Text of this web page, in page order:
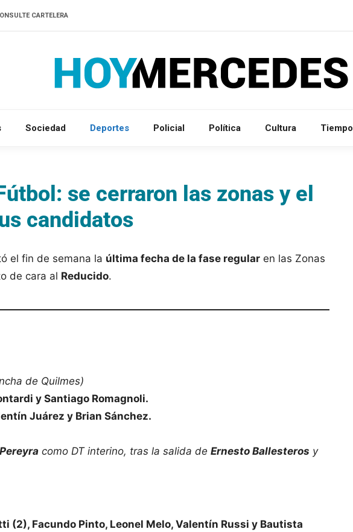
CARTELERA
Sociedad Deportes Policial Política Cultura Tiempo
se cerraron las zonas y el
candidatos
el fin de semana la última fecha de la fase regular en las Zonas
de cara al Reducido.
de Quilmes)
y Santiago Romagnoli.
Juárez y Brian Sánchez.
como DT interino, tras la salida deErnesto Ballesteros y
(2), Facundo Pinto, Leonel Melo, Valentín Russi y Bautista